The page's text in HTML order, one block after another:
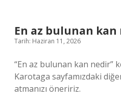
En az bulunan kan
Tarih: Haziran 11, 2026
“En az bulunan kan nedir”
Karotaga sayfamızdaki
atmanızı öneririz.